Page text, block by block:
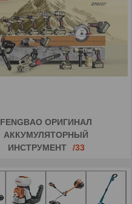
FENGBAO ОРИГИНАЛ
АККУМУЛЯТОРНЫЙ
ИНСТРУМЕНТ
33